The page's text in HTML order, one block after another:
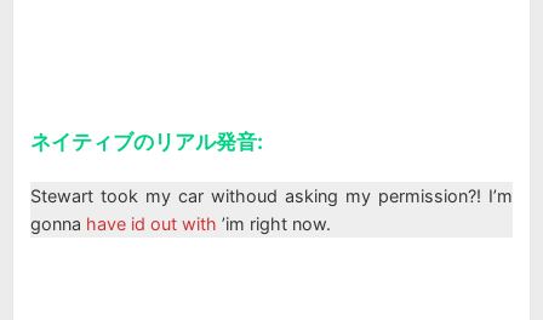
ネイティブのリアル発音:
Stewart took my car withoud asking my permission?! I’m
gonna have id out with ’im right now.